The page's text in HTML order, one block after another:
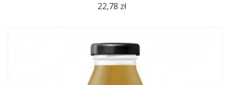
22,78 zł